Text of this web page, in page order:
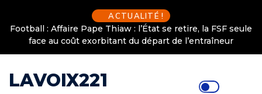
ACTUALITÉ !
Football : Affaire Pape Thiaw : l’État se retire, la FSF seule
face au coût exorbitant du départ de l’entraîneur
LAVOIX221